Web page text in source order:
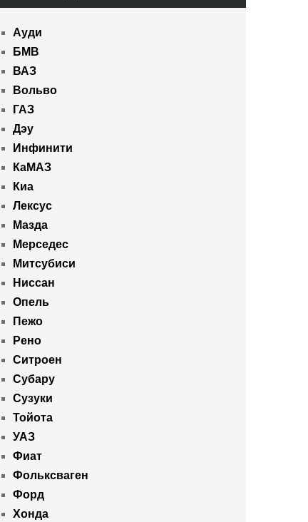
Ауди
БМВ
ВАЗ
Вольво
ГАЗ
Дэу
Инфинити
КаМАЗ
Киа
Лексус
Мазда
Мерседес
Митсубиси
Ниссан
Опель
Пежо
Рено
Ситроен
Субару
Сузуки
Тойота
УАЗ
Фиат
Фольксваген
Форд
Хонда